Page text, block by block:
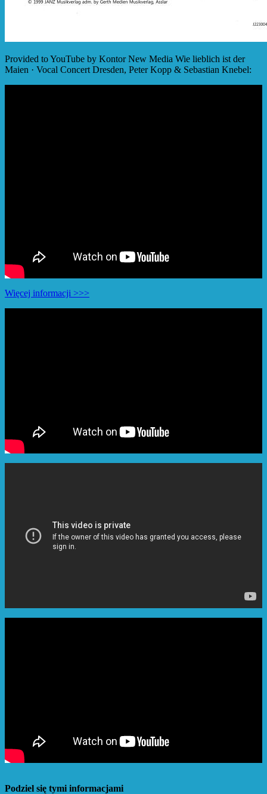
Provided to YouTube by Kontor New Media Wie lieblich ist der
Maien · Vocal Concert Dresden, Peter Kopp & Sebastian Knebel:
Więcej informacji >>>
Podziel się tymi informacjami